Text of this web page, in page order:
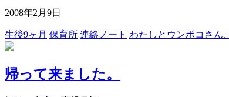
2008年2月9日
生後9ヶ月 保育所 連絡ノート わたしとウンポコさん
帰って来ました。